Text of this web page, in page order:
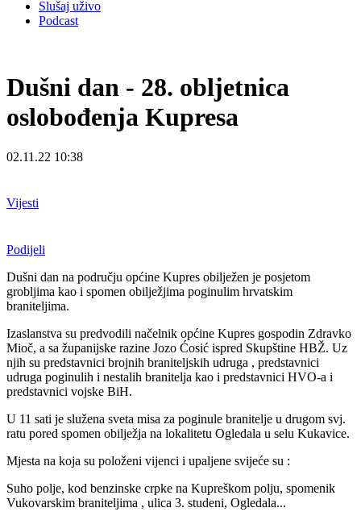
Slušaj uživo
Podcast
Dušni dan - 28. obljetnica
oslobođenja Kupresa
02.11.22 10:38
Vijesti
Podijeli
Dušni dan na području općine Kupres obilježen je posjetom
grobljima kao i spomen obilježjima poginulim hrvatskim
braniteljima.
Izaslanstva su predvodili načelnik općine Kupres gospodin Zdravko
Mioč, a sa županijske razine Jozo Ćosić ispred Skupštine HBŽ. Uz
njih su predstavnici brojnih braniteljskih udruga , predstavnici
udruga poginulih i nestalih branitelja kao i predstavnici HVO-a i
predstavnici vojske BiH.
U 11 sati je služena sveta misa za poginule branitelje u drugom svj.
ratu pored spomen obilježja na lokalitetu Ogledala u selu Kukavice.
Mjesta na koja su položeni vijenci i upaljene svijeće su :
Suho polje, kod benzinske crpke na Kupreškom polju, spomenik
Vukovarskim braniteljima , ulica 3. studeni, Ogledala...